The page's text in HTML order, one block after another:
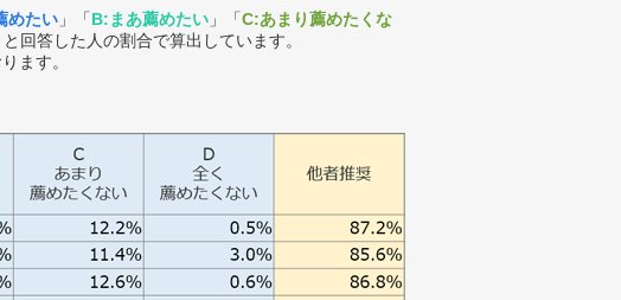
めたい 」「B:まあ薦めたい 」「C:あまり薦めたくな
と回答した人の割合で算出しています。
ます。